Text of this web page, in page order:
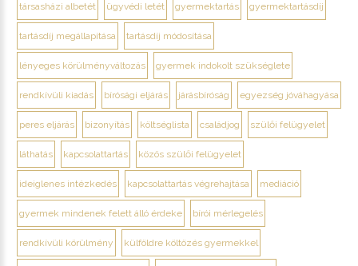
társasházi albetét ügyvédi letét gyermektartás gyermektartásdíj
tartásdíj megállapítása tartásdíj módosítása
lényeges körülményváltozás gyermek indokolt szükséglete
rendkívüli kiadás bírósági eljárás járásbíróság egyezség jóváhagyása
peres eljárás bizonyítás költséglista családjog szülői felügyelet
láthatás kapcsolattartás közös szülői felügyelet
ideiglenes intézkedés kapcsolattartás végrehajtása mediáció
gyermek mindenek felett álló érdeke bírói mérlegelés
rendkívüli körülmény külföldre költözés gyermekkel